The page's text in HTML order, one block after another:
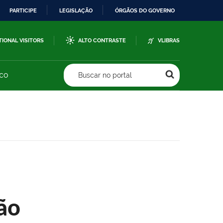
PARTICIPE LEGISLAÇÃO ÓRGÃOS DO GOVERNO
VISITORS ALTO CONTRASTE VLIBRAS
Buscar no portal